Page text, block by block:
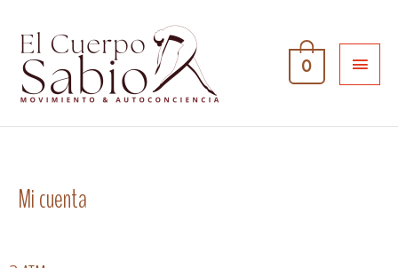
0
Mi cuenta